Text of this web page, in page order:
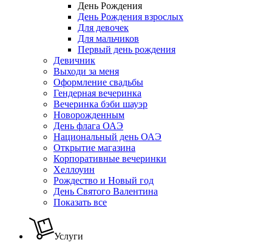
День Рождения
День Рождения взрослых
Для девочек
Для мальчиков
Первый день рождения
Девичник
Выходи за меня
Оформление свадьбы
Гендерная вечеринка
Вечеринка бэби шауэр
Новорожденным
День флага ОАЭ
Национальный день ОАЭ
Открытие магазина
Корпоративные вечеринки
Хеллоуин
Рождество и Новый год
День Святого Валентина
Показать все
Услуги